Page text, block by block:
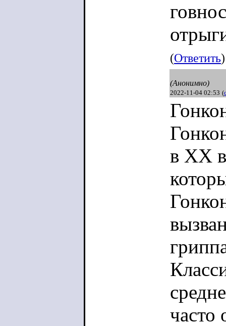
(Ответить
(Анонимно)
2022-11-04 02:53 (
в XX
часто